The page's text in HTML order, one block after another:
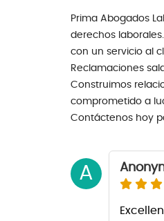
Prima Abogados
derechos
con un servicio al
Reclamaciones
Construimos
comprometido a
Contáctenos hoy
A